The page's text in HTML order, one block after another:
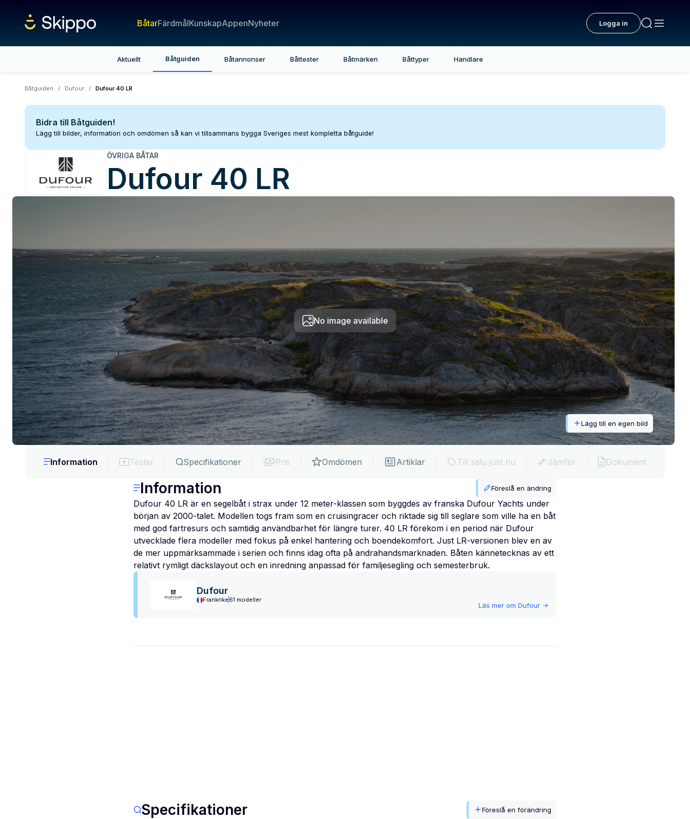
BåtarFärdmålKunskapAppenNyheter Logga in
Aktuellt Båtguiden Båtannonser Båttester Båtmärken Båttyper Handlare
Båtguiden / Dufour / Dufour 40 LR
Bidra till Båtguiden!
Lägg till bilder, information och omdömen så kan vi tillsammans bygga Sveriges mest kompletta båtguide!
ÖVRIGA BÅTAR
Dufour 40 LR
No image available
Lägg till en egen bild
Information Tester Specifikationer Pris Omdömen Artiklar Till salu just nu Jämför Dokument
Information Föreslå en ändring
Dufour 40 LR är en segelbåt i strax under 12 meter-klassen som byggdes av franska Dufour Yachts under
början av 2000-talet. Modellen togs fram som en cruisingracer och riktade sig till seglare som ville ha en båt
med god fartresurs och samtidig användbarhet för längre turer. 40 LR förekom i en period när Dufour
utvecklade flera modeller med fokus på enkel hantering och boendekomfort. Just LR-versionen blev en av
de mer uppmärksammade i serien och finns idag ofta på andrahandsmarknaden. Båten kännetecknas av ett
relativt rymligt däckslayout och en inredning anpassad för familjesegling och semesterbruk.
Dufour
Frankrike 61 modeller
Läs mer om Dufour ->
Specifikationer Föreslå en förändring